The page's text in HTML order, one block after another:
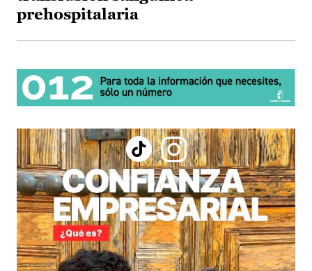
prehospitalaria